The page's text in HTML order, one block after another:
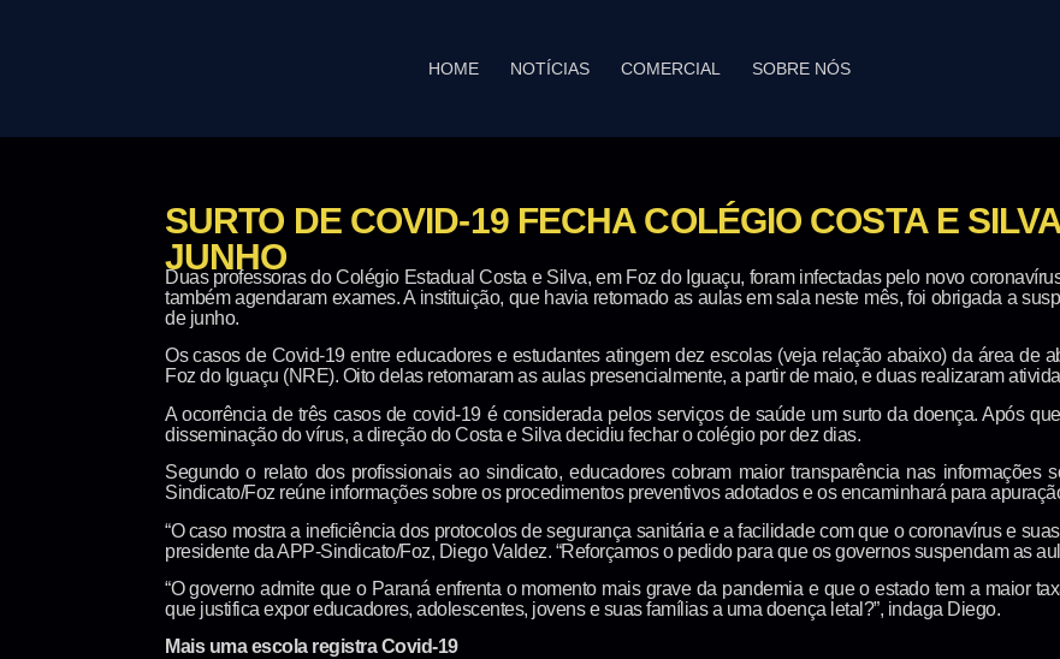
HOME NOTÍCIAS COMERCIAL SOBRE NÓS
SURTO DE COVID-19 FECHA COLÉGIO COSTA E
JUNHO
Duas professoras do Colégio Estadual Costa e Silva, em Foz do Iguaçu, foram infectadas pelo novo
também agendaram exames. A instituição, que havia retomado as aulas em sala neste mês, foi obrigada a
de junho.
Os casos de Covid-19 entre educadores e estudantes atingem dez escolas (veja relação abaixo) da área de
Foz do Iguaçu (NRE). Oito delas retomaram as aulas presencialmente, a partir de maio, e duas realizaram
A ocorrência de três casos de covid-19 é considerada pelos serviços de saúde um surto da doença. Após
disseminação do vírus, a direção do Costa e Silva decidiu fechar o colégio por dez dias.
Segundo o relato dos profissionais ao sindicato, educadores cobram maior transparência nas informações
Sindicato/Foz reúne informações sobre os procedimentos preventivos adotados e os encaminhará para
“O caso mostra a ineficiência dos protocolos de segurança sanitária e a facilidade com que o coronavírus e
presidente da APP-Sindicato/Foz, Diego Valdez. “Reforçamos o pedido para que os governos suspendam as
“O governo admite que o Paraná enfrenta o momento mais grave da pandemia e que o estado tem a maior
que justifica expor educadores, adolescentes, jovens e suas famílias a uma doença letal?”, indaga Diego.
Mais uma escola registra Covid-19